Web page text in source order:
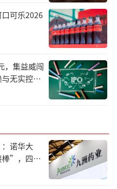
的“人气主战场”，最
菜与24小时菜，精准戳
致追求。翠绿的矮脚
海阿姨围在货架前精心
时、只卖一天”的硬核
食的年轻家庭与上班族
来看看，回家简单炒一
又省心”，正在选购的
可乐2026
，集益威闯
无实控人
诺华大
”，四大